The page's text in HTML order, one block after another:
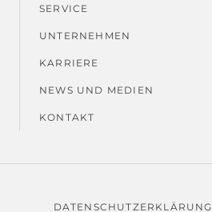
SERVICE
UNTERNEHMEN
KARRIERE
NEWS UND MEDIEN
KONTAKT
DATENSCHUTZERKLÄRUNG